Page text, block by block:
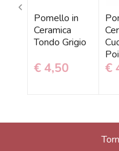
Pomello in
Ceramica
Tondo Grigio
€ 4,50 €